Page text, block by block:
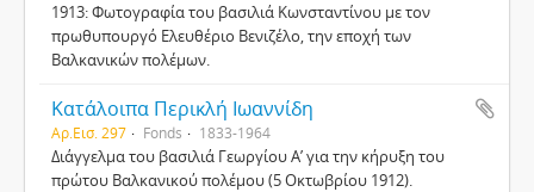
1913: Φωτογραφία του βασιλιά Κωνσταντίνου με τον
πρωθυπουργό Ελευθέριο Βενιζέλο, την εποχή των
Βαλκανικών πολέμων.
Κατάλοιπα Περικλή Ιωαννίδη
Αρ.Εισ. 297 Fonds 1833-1964
Διάγγελμα του βασιλιά Γεωργίου Α’ για την κήρυξη του
πρώτου Βαλκανικού πολέμου (5 Οκτωβρίου 1912).